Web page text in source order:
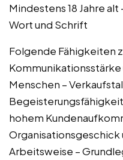
Mindestens 18 Jahre
Wort und Schrift
Folgende Fähigkeiten
Menschen –
hohem
Arbeitsweise –